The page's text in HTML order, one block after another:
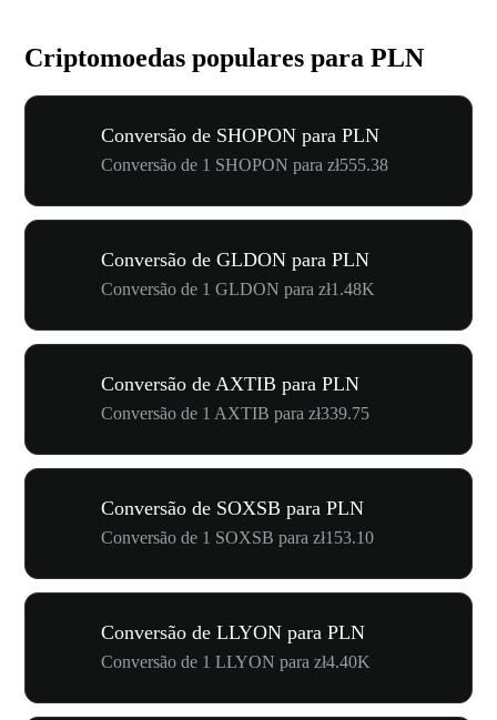
Criptomoedas populares para PLN
Conversão de SHOPON para PLN
Conversão de 1 SHOPON para zł555.38
Conversão de GLDON para PLN
Conversão de 1 GLDON para zł1.48K
Conversão de AXTIB para PLN
Conversão de 1 AXTIB para zł339.75
Conversão de SOXSB para PLN
Conversão de 1 SOXSB para zł153.10
Conversão de LLYON para PLN
Conversão de 1 LLYON para zł4.40K